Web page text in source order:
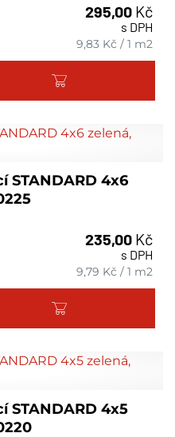
295,00 Kč
s DPH
9,83 Kč /1 m2
STANDARD 4x6
235,00 Kč
s DPH
9,79 Kč /1 m2
STANDARD 4x5